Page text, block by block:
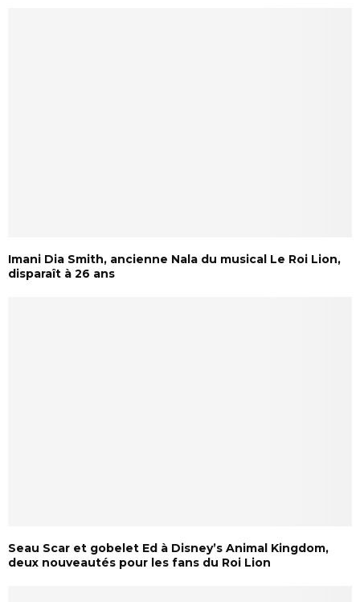
Imani Dia Smith, ancienne Nala du musical Le Roi Lion,
disparaît à 26 ans
Seau Scar et gobelet Ed à Disney’s Animal Kingdom,
deux nouveautés pour les fans du Roi Lion